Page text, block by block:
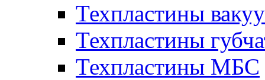
Техпластины
Техпластины
Техпластины МБС